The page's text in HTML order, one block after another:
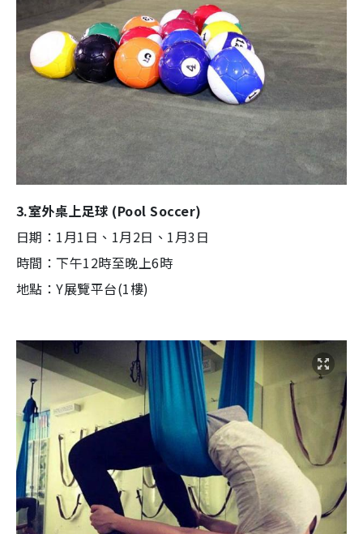
3.室外桌上足球 (Pool Soccer)
日期：1月1日、1月2日、1月3日
時間：下午12時至晚上6時
地點：Y展覽平台(1樓)